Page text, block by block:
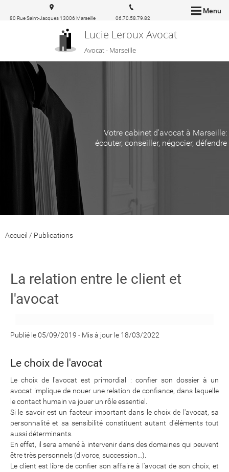
Menu
Lucie Leroux Avocat
Avocat - Marseille
80 Rue Saint-Jacques 13006 Marseille 06.70.58.79.82
Votre cabinet d'avocat à Marseille:
écouter, conseiller, négocier, défendre
Accueil / Publications
La relation entre le client et
l'avocat
Publié le 05/09/2019 - Mis à jour le 18/03/2022
Le choix de l'avocat
Le choix de l'avocat est primordial : confier son dossier à un
avocat implique de nouer une relation de confiance, dans laquelle
le contact humain va jouer un rôle essentiel.
Si le savoir est un facteur important dans le choix de l'avocat, sa
personnalité et sa sensibilité constituent autant d'éléments tout
aussi déterminants.
En effet, il sera amené à intervenir dans des domaines qui peuvent
être très personnels (divorce, succession…).
Le client est libre de confier son affaire à l'avocat de son choix, et